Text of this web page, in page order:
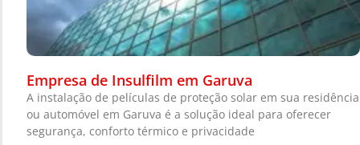
Empresa de Insulfilm em Garuva
A instalação de películas de proteção solar em sua residência
ou automóvel em Garuva é a solução ideal para oferecer
segurança, conforto térmico e privacidade